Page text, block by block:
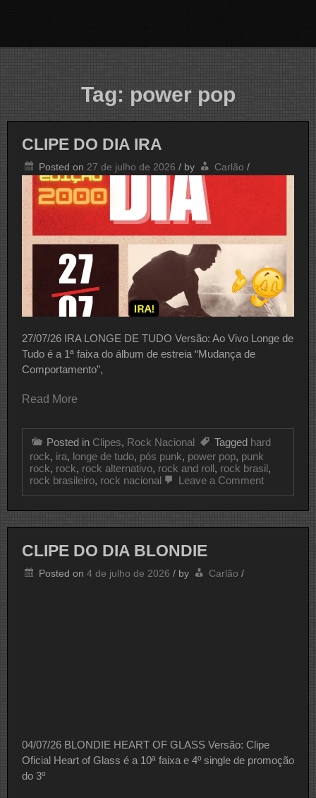
Tag: power pop
CLIPE DO DIA IRA
Posted on 27 de julho de 2026 / by Carlão /
27/07/26 IRA LONGE DE TUDO Versão: Ao Vivo Longe de
Tudo é a 1ª faixa do álbum de estreia “Mudança de
Comportamento”,
Read More
Posted in Clipes, Rock Nacional Tagged hard
rock, ira, longe de tudo, pós punk, power pop, punk
rock, rock, rock alternativo, rock and roll, rock brasil,
rock brasileiro, rock nacional Leave a Commenton
IRA
CLIPE DO DIA BLONDIE
Posted on 4 de julho de 2026 / by Carlão /
04/07/26 BLONDIE HEART OF GLASS Versão: Clipe
Oficial Heart of Glass é a 10ª faixa e 4º single de promoção
do 3º